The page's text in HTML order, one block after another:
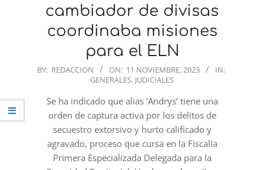
cambiador de divisas
coordinaba misiones
para el ELN
2023-
BY: REDACCION ON: 11 NOVIEMBRE, 2023
IN:
GENERALES, JUDICIALES
Se ha indicado que alias ‘Andrys’ tiene una
orden de captura activa por los delitos de
secuestro extorsivo y hurto calificado y
agravado, proceso que cursa en la Fiscalía
Primera Especializada Delegada para la